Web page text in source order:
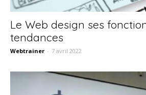
Le Web design ses
tendances
Webtrainer - 7 avril 2022